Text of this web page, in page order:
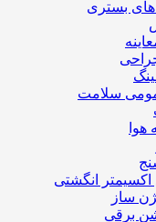
بستری
سلامت
هوا
اکسیمتر انگشتی
ساز
برقی